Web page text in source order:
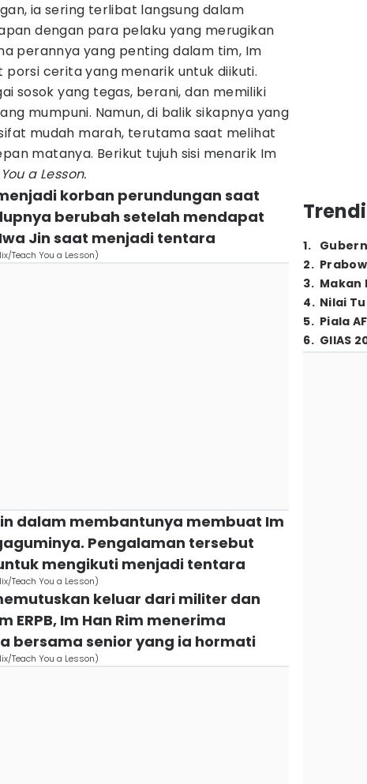
ia sering terlibat langsung dalam
dengan para pelaku yang merugikan
perannya yang penting dalam tim, Im
porsi cerita yang menarik untuk diikuti.
sosok yang tegas, berani, dan memiliki
mumpuni. Namun, di balik sikapnya yang
mudah marah, terutama saat melihat
matanya. Berikut tujuh sisi menarik Im
a Lesson.
korban perundungan saat
berubah setelah mendapat
Jin saat menjadi tentara
Teach You a Lesson)
dalam membantunya membuat Im
Pengalaman tersebut
mengikuti menjadi tentara
Teach You a Lesson)
keluar dari militer dan
Im Han Rim menerima
bersama senior yang ia hormati
Teach You a Lesson)
1.
2.
3. Makan
4. Nilai
5. Piala
6. GIIAS